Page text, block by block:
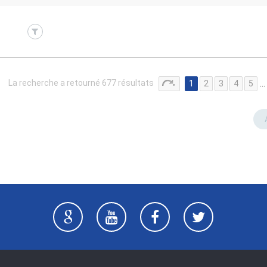
La recherche a retourné 677 résultats 1 2 3 4 5